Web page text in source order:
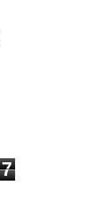
7